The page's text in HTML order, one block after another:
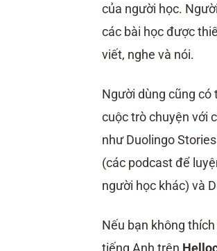
của người học.
các bài học được
viết, nghe và nói.
Người dùng cũng
cuộc trò chuyện với
như Duolingo
(các podcast để
người học khác) và
Nếu bạn không
tiếng Anh trên